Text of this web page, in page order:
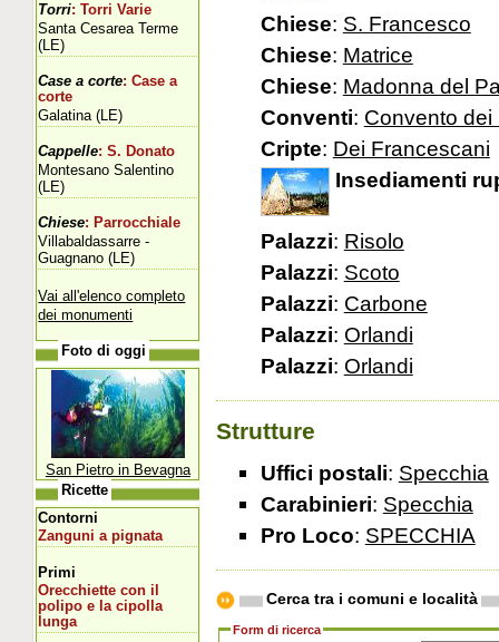
Chiese: S. Francesco
Chiese: Matrice
Chiese: Madonna del
Conventi: Convento
Cripte: Dei Francescani
Insediamenti
Palazzi: Risolo
Palazzi: Scoto
Palazzi: Carbone
Palazzi: Orlandi
Palazzi: Orlandi
Strutture
Uffici postali: Specchia
Carabinieri: Specchia
Pro Loco: SPECCHIA
Cerca tra i comuni e località
Form di ricerca
Torri: Torri Varie
Santa Cesarea Terme
(LE)
Case a corte: Case a
corte
Galatina (LE)
Cappelle: S. Donato
Montesano Salentino
(LE)
Chiese: Parrocchiale
Villabaldassarre -
Guagnano (LE)
Vai all'elenco completo
dei monumenti
Foto di oggi
San Pietro in Bevagna
Ricette
Contorni
Zanguni a pignata
Primi
Orecchiette con il
polipo e la cipolla
lunga